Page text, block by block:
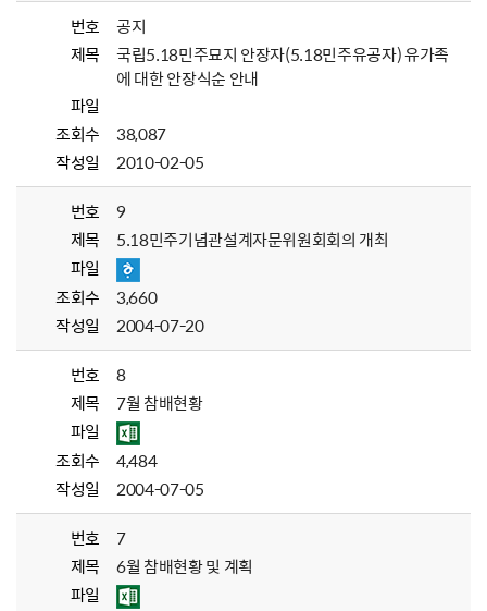
번호
공지
제목
국립5.18민주묘지 안장자(5.18민주유공자) 유가족
에 대한 안장식순 안내
파일
조회수
38,087
작성일
2010-02-05
번호
9
제목
5.18민주기념관설계자문위원회회의 개최
파일
조회수
3,660
작성일
2004-07-20
번호
8
제목
7월 참배현황
파일
조회수
4,484
작성일
2004-07-05
번호
7
제목
6월 참배현황 및 계획
파일